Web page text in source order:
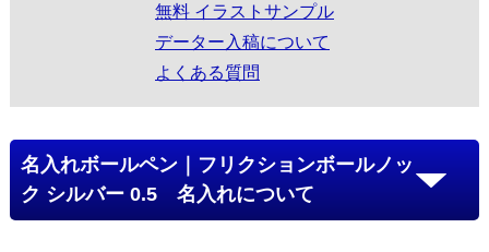
無料 イラストサンプル
データー入稿について
よくある質問
名入れボールペン｜フリクションボールノッ
ク シルバー 0.5 名入れについて